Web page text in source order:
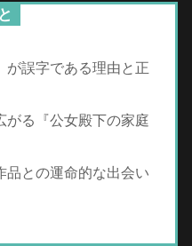
が誤字である理由と正
がる『公女殿下の家庭
品との運命的な出会い